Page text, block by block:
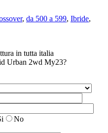
, da 500 a 599, Ibride,
in tutta italia
Urban 2wd My23?
No